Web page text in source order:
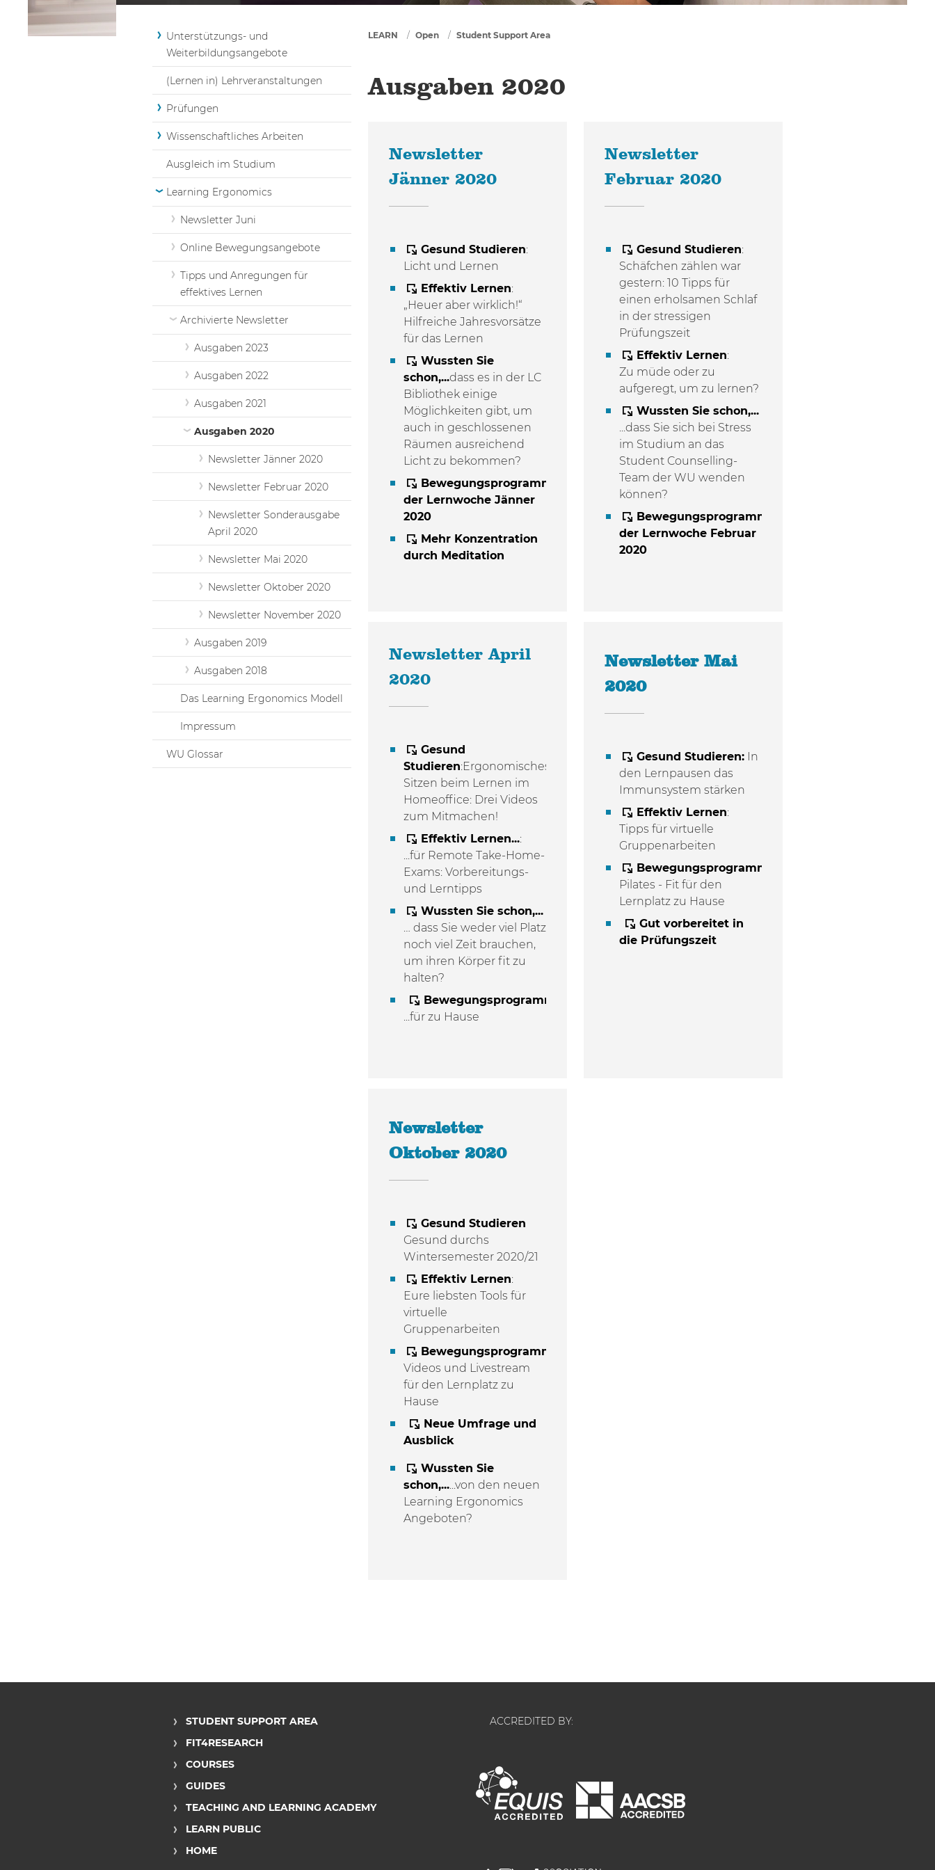
Unterstützungs- und
Weiterbildungsangebote
(Lernen in) Lehrveranstaltungen
Prüfungen
Wissenschaftliches Arbeiten
Ausgleich im Studium
Learning Ergonomics
Newsletter Juni
Online Bewegungsangebote
Tipps und Anregungen für
effektives Lernen
Archivierte Newsletter
Ausgaben 2023
Ausgaben 2022
Ausgaben 2021
Ausgaben 2020
Newsletter Jänner 2020
Newsletter Februar 2020
Newsletter Sonderausgabe
April 2020
Newsletter Mai 2020
Newsletter Oktober 2020
Newsletter November 2020
Ausgaben 2019
Ausgaben 2018
Das Learning Ergonomics Modell
Impressum
WU Glossar
You are here
LEARN Open Student Support Area
Ausgaben 2020
Newsletter
Jänner 2020
Gesund Studieren:
Licht und Lernen
Effektiv Lernen:
„Heuer aber wirklich!“
Hilfreiche Jahresvorsätze
für das Lernen
Wussten Sie
schon,...dass es in der LC
Bibliothek einige
Möglichkeiten gibt, um
auch in geschlossenen
Räumen ausreichend
Licht zu bekommen?
Bewegungsprogramm
der Lernwoche Jänner
2020
Mehr Konzentration
durch Meditation
Newsletter
Februar 2020
Gesund Studieren:
Schäfchen zählen war
gestern: 10 Tipps für
einen erholsamen Schlaf
in der stressigen
Prüfungszeit
Effektiv Lernen:
Zu müde oder zu
aufgeregt, um zu lernen?
Wussten Sie schon,...
...dass Sie sich bei Stress
im Studium an das
Student Counselling-
Team der WU wenden
können?
Bewegungsprogramm
der Lernwoche Februar
2020
Newsletter April
2020
Gesund
Studieren:Ergonomisches
Sitzen beim Lernen im
Homeoffice: Drei Videos
zum Mitmachen!
Effektiv Lernen...:
...für Remote Take-Home-
Exams: Vorbereitungs-
und Lerntipps
Wussten Sie schon,...
… dass Sie weder viel Platz
noch viel Zeit brauchen,
um ihren Körper fit zu
halten?
Bewegungsprogramm
...für zu Hause
Newsletter Mai
2020
Gesund Studieren:In
den Lernpausen das
Immunsystem stärken
Effektiv Lernen:
Tipps für virtuelle
Gruppenarbeiten
Bewegungsprogramm
Pilates - Fit für den
Lernplatz zu Hause
Gut vorbereitet in
die Prüfungszeit
Newsletter
Oktober 2020
Gesund Studieren
Gesund durchs
Wintersemester 2020/21
Effektiv Lernen:
Eure liebsten Tools für
virtuelle
Gruppenarbeiten
Bewegungsprogramm
Videos und Livestream
für den Lernplatz zu
Hause
Neue Umfrage und
Ausblick
Wussten Sie
schon,......von den neuen
Learning Ergonomics
Angeboten?
STUDENT SUPPORT AREA
FIT4RESEARCH
COURSES
GUIDES
TEACHING AND LEARNING ACADEMY
LEARN PUBLIC
HOME
ACCREDITED BY: